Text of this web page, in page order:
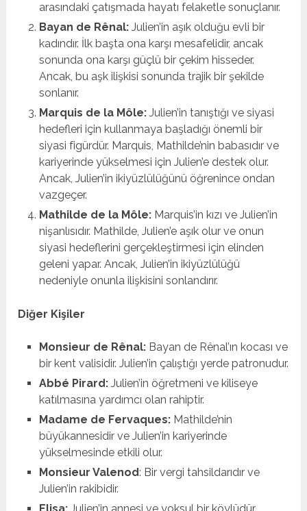
arasındaki çatışmada hayatı felaketle sonuçlanır.
Bayan de Rênal:Julien’in aşık olduğu evli bir
kadındır. İlk başta ona karşı mesafelidir, ancak
sonunda ona karşı güçlü bir çekim hisseder.
Ancak, bu aşk ilişkisi sonunda trajik bir şekilde
sonlanır.
Marquis de la Môle:Julien’in tanıştığı ve siyasi
hedefleri için kullanmaya başladığı önemli bir
siyasi figürdür. Marquis, Mathilde’nin babasıdır ve
kariyerinde yükselmesi için Julien’e destek olur.
Ancak, Julien’in ikiyüzlülüğünü öğrenince ondan
vazgeçer.
Mathilde de la Môle:Marquis’in kızı ve Julien’in
nişanlısıdır. Mathilde, Julien’e aşık olur ve onun
siyasi hedeflerini gerçekleştirmesi için elinden
geleni yapar. Ancak, Julien’in ikiyüzlülüğü
nedeniyle onunla ilişkisini sonlandırır.
Diğer Kişiler
Monsieur de Rênal:Bayan de Rênal’ın kocası ve
bir kent valisidir. Julien’in çalıştığı yerde patronudur.
Abbé Pirard:Julien’in öğretmeni ve kiliseye
katılmasına yardımcı olan rahiptir.
Madame de Fervaques:Mathilde’nin
büyükannesidir ve Julien’in kariyerinde
yükselmesinde etkili olur.
Monsieur Valenod: Bir vergi tahsildarıdır ve
Julien’in rakibidir.